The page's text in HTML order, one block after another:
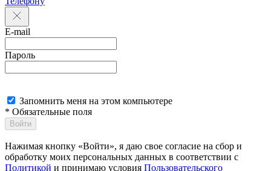
E-mail
Пароль
Запомнить меня на этом компьютере
* Обязательные поля
Войти
Нажимая кнопку «Войти», я даю свое согласие на сбор и
обработку моих персональных данных в соответствии с
Политикой и принимаю условия Пользовательского